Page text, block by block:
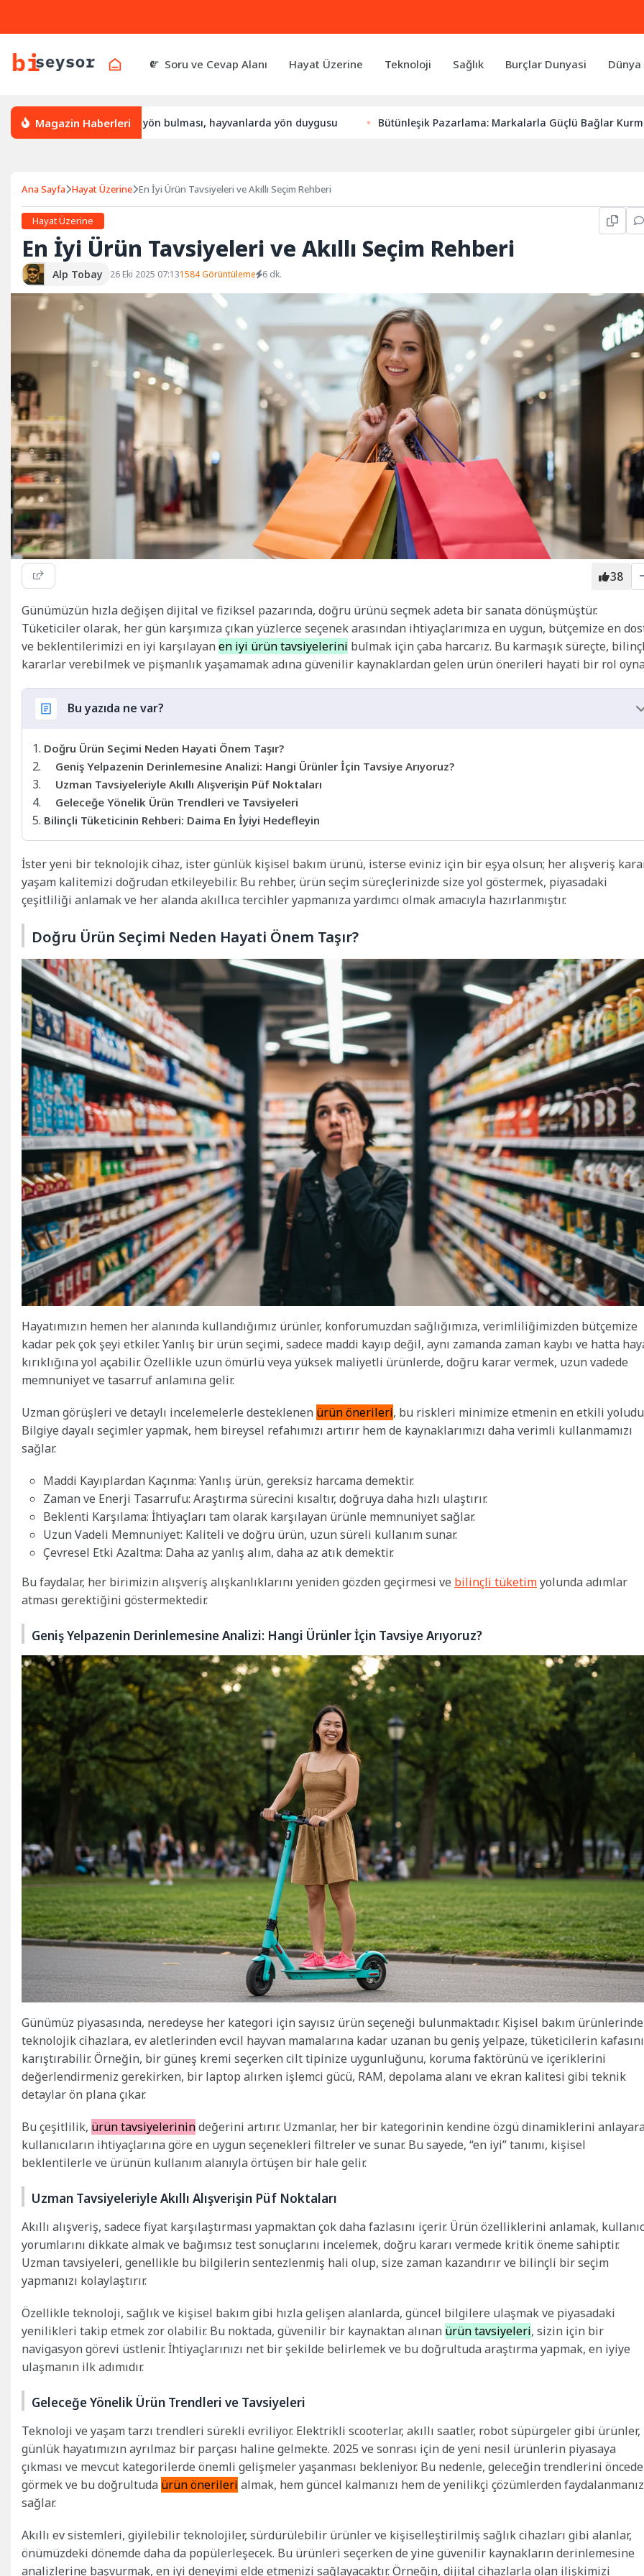
Soru ve Cevap Alanı Hayat Üzerine Teknoloji Sağlık Burçlar Dunyasi
Magazin Haberleri
yön bulur, leylek yön bulması, hayvanlarda yön duygusu Bütünleşik Pazarlama: Markalarla Güçlü Bağlar Kurmanın
Ana Sayfa Hayat Üzerine En İyi Ürün Tavsiyeleri ve Akıllı Seçim Rehberi
Hayat Üzerine
En İyi Ürün Tavsiyeleri ve Akıllı Seçim Rehberi
Alp Tobay 26 Eki 2025 07:131584 Görüntüleme 6 dk.
38
Günümüzün hızla değişen dijital ve fiziksel pazarında, doğru ürünü seçmek adeta bir sanata dönüşmüştür.
Tüketiciler olarak, her gün karşımıza çıkan yüzlerce seçenek arasından ihtiyaçlarımıza en uygun, bütçemize en
ve beklentilerimizi en iyi karşılayanen iyi ürün tavsiyelerini bulmak için çaba harcarız. Bu karmaşık süreçte,
kararlar verebilmek ve pişmanlık yaşamamak adına güvenilir kaynaklardan gelen ürün önerileri hayati bir rol
Bu yazıda ne var?
Doğru Ürün Seçimi Neden Hayati Önem Taşır?
Geniş Yelpazenin Derinlemesine Analizi: Hangi Ürünler İçin Tavsiye Arıyoruz?
Uzman Tavsiyeleriyle Akıllı Alışverişin Püf Noktaları
Geleceğe Yönelik Ürün Trendleri ve Tavsiyeleri
Bilinçli Tüketicinin Rehberi: Daima En İyiyi Hedefleyin
İster yeni bir teknolojik cihaz, ister günlük kişisel bakım ürünü, isterse eviniz için bir eşya olsun; her alışveriş
yaşam kalitemizi doğrudan etkileyebilir. Bu rehber, ürün seçim süreçlerinizde size yol göstermek, piyasadaki
çeşitliliği anlamak ve her alanda akıllıca tercihler yapmanıza yardımcı olmak amacıyla hazırlanmıştır.
Doğru Ürün Seçimi Neden Hayati Önem Taşır?
Hayatımızın hemen her alanında kullandığımız ürünler, konforumuzdan sağlığımıza, verimliliğimizden bütçemize
kadar pek çok şeyi etkiler. Yanlış bir ürün seçimi, sadece maddi kayıp değil, aynı zamanda zaman kaybı ve hatta
kırıklığına yol açabilir. Özellikle uzun ömürlü veya yüksek maliyetli ürünlerde, doğru karar vermek, uzun vadede
memnuniyet ve tasarruf anlamına gelir.
Uzman görüşleri ve detaylı incelemelerle desteklenen ürün önerileri, bu riskleri minimize etmenin en etkili
Bilgiye dayalı seçimler yapmak, hem bireysel refahımızı artırır hem de kaynaklarımızı daha verimli kullanmamızı
sağlar.
Maddi Kayıplardan Kaçınma: Yanlış ürün, gereksiz harcama demektir.
Zaman ve Enerji Tasarrufu: Araştırma sürecini kısaltır, doğruya daha hızlı ulaştırır.
Beklenti Karşılama: İhtiyaçları tam olarak karşılayan ürünle memnuniyet sağlar.
Uzun Vadeli Memnuniyet: Kaliteli ve doğru ürün, uzun süreli kullanım sunar.
Çevresel Etki Azaltma: Daha az yanlış alım, daha az atık demektir.
Bu faydalar, her birimizin alışveriş alışkanlıklarını yeniden gözden geçirmesi ve bilinçli tüketimyolunda adımlar
atması gerektiğini göstermektedir.
Geniş Yelpazenin Derinlemesine Analizi: Hangi Ürünler İçin Tavsiye Arıyoruz?
Günümüz piyasasında, neredeyse her kategori için sayısız ürün seçeneği bulunmaktadır. Kişisel bakım
teknolojik cihazlara, ev aletlerinden evcil hayvan mamalarına kadar uzanan bu geniş yelpaze, tüketicilerin kafasını
karıştırabilir. Örneğin, bir güneş kremi seçerken cilt tipinize uygunluğunu, koruma faktörünü ve içeriklerini
değerlendirmeniz gerekirken, bir laptop alırken işlemci gücü, RAM, depolama alanı ve ekran kalitesi gibi teknik
detaylar ön plana çıkar.
Bu çeşitlilik, ürün tavsiyelerinindeğerini artırır. Uzmanlar, her bir kategorinin kendine özgü dinamiklerini
kullanıcıların ihtiyaçlarına göre en uygun seçenekleri filtreler ve sunar. Bu sayede, “en iyi” tanımı, kişisel
beklentilerle ve ürünün kullanım alanıyla örtüşen bir hale gelir.
Uzman Tavsiyeleriyle Akıllı Alışverişin Püf Noktaları
Akıllı alışveriş, sadece fiyat karşılaştırması yapmaktan çok daha fazlasını içerir. Ürün özelliklerini anlamak,
yorumlarını dikkate almak ve bağımsız test sonuçlarını incelemek, doğru kararı vermede kritik öneme sahiptir.
Uzman tavsiyeleri, genellikle bu bilgilerin sentezlenmiş hali olup, size zaman kazandırır ve bilinçli bir seçim
yapmanızı kolaylaştırır.
Özellikle teknoloji, sağlık ve kişisel bakım gibi hızla gelişen alanlarda, güncel bilgilere ulaşmak ve piyasadaki
yenilikleri takip etmek zor olabilir. Bu noktada, güvenilir bir kaynaktan alınan ürün tavsiyeleri, sizin için bir
navigasyon görevi üstlenir. İhtiyaçlarınızı net bir şekilde belirlemek ve bu doğrultuda araştırma yapmak, en iyiye
ulaşmanın ilk adımıdır.
Geleceğe Yönelik Ürün Trendleri ve Tavsiyeleri
Teknoloji ve yaşam tarzı trendleri sürekli evriliyor. Elektrikli scooterlar, akıllı saatler, robot süpürgeler gibi ürünler,
günlük hayatımızın ayrılmaz bir parçası haline gelmekte. 2025 ve sonrası için de yeni nesil ürünlerin piyasaya
çıkması ve mevcut kategorilerde önemli gelişmeler yaşanması bekleniyor. Bu nedenle, geleceğin trendlerini
görmek ve bu doğrultuda ürün önerileri almak, hem güncel kalmanızı hem de yenilikçi çözümlerden
sağlar.
Akıllı ev sistemleri, giyilebilir teknolojiler, sürdürülebilir ürünler ve kişiselleştirilmiş sağlık cihazları gibi alanlar,
önümüzdeki dönemde daha da popülerleşecek. Bu ürünleri seçerken de yine güvenilir kaynakların derinlemesine
analizlerine başvurmak, en iyi deneyimi elde etmenizi sağlayacaktır. Örneğin, dijital cihazlarla olan ilişkimizi